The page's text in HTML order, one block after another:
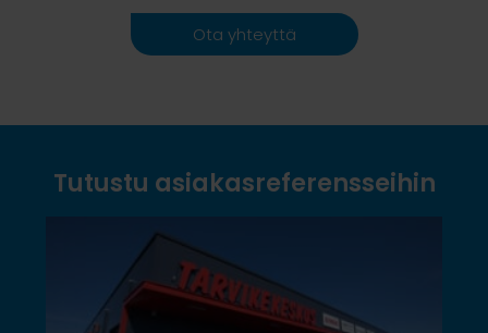
Ota yhteyttä
Tutustu asiakasreferensseihin